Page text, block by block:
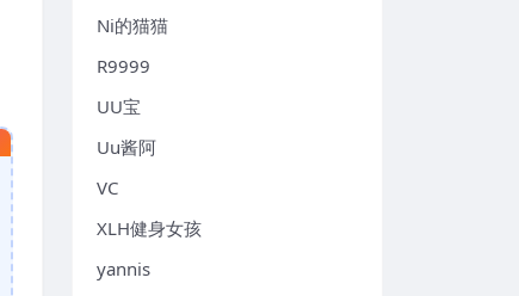
Ni的猫猫
R9999
UU宝
Uu酱阿
VC
XLH健身女孩
yannis